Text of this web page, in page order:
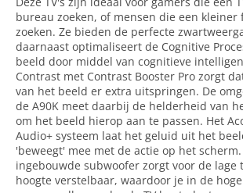
bureau zoeken, of mensen die een kleiner
zoeken. Ze bieden de perfecte
daarnaast optimaliseert de Cognitive
beeld door middel van cognitieve
Contrast met Contrast Booster Pro zorgt
van het beeld er extra uitspringen. De
de A90K meet daarbij de helderheid van
om het beeld hierop aan te passen. Het
Audio+ systeem laat het geluid uit het
'beweegt' mee met de actie op het scherm.
ingebouwde subwoofer zorgt voor de lage
hoogte verstelbaar, waardoor je in de